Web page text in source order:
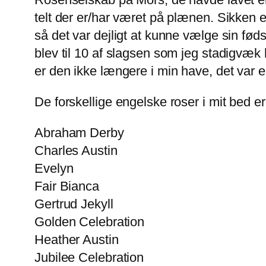
telt der er/har været på plænen. Sikken
så det var dejligt at kunne vælge sin
blev til 10 af slagsen som jeg
er den ikke længere i min have, det var
De forskellige engelske roser i mit bed
Abraham Derby
Charles Austin
Evelyn
Fair Bianca
Gertrud Jekyll
Golden Celebration
Heather Austin
Jubilee Celebration